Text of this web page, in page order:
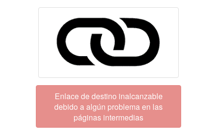
Enlace de destino inalcanzable
debido a algún problema en las
páginas intermedias